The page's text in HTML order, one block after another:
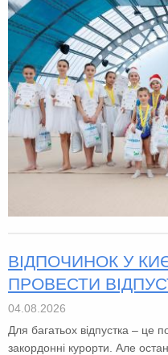
ВІДПОЧИНОК У
ПРОВЕСТИ
04.08.2026
Для багатьох відпустка – це
закордонні курорти. Але